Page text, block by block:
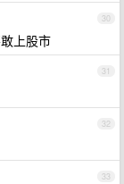
30
上股市
31
32
33